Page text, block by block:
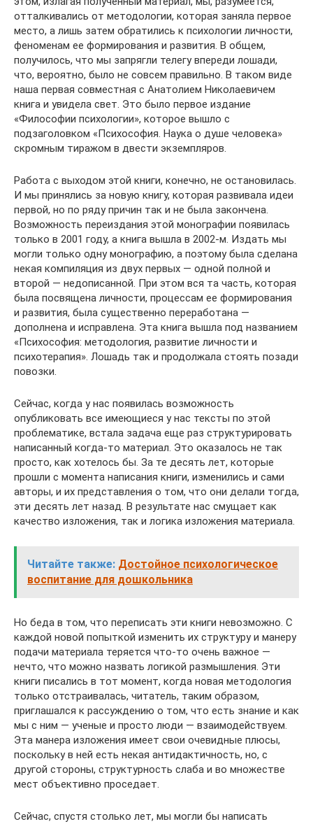
отталкивались от методологии, которая заняла первое
место, а лишь затем обратились к психологии личности,
феноменам ее формирования и развития. В общем,
получилось, что мы запрягли телегу впереди лошади,
что, вероятно, было не совсем правильно. В таком виде
наша первая совместная с Анатолием Николаевичем
книга и увидела свет. Это было первое издание
«Философии психологии», которое вышло с
подзаголовком «Психософия. Наука о душе человека»
скромным тиражом в двести экземпляров.
Работа с выходом этой книги, конечно, не остановилась.
И мы принялись за новую книгу, которая развивала идеи
первой, но по ряду причин так и не была закончена.
Возможность переиздания этой монографии появилась
только в 2001 году, а книга вышла в 2002-м. Издать мы
могли только одну монографию, а поэтому была сделана
некая компиляция из двух первых — одной полной и
второй — недописанной. При этом вся та часть, которая
была посвящена личности, процессам ее формирования
и развития, была существенно переработана —
дополнена и исправлена. Эта книга вышла под названием
«Психософия: методология, развитие личности и
психотерапия». Лошадь так и продолжала стоять позади
повозки.
Сейчас, когда у нас появилась возможность
опубликовать все имеющиеся у нас тексты по этой
проблематике, встала задача еще раз структурировать
написанный когда-то материал. Это оказалось не так
просто, как хотелось бы. За те десять лет, которые
прошли с момента написания книги, изменились и сами
авторы, и их представления о том, что они делали тогда,
эти десять лет назад. В результате нас смущает как
качество изложения, так и логика изложения материала.
Читайте также: Достойное психологическое
воспитание для дошкольника
Но беда в том, что переписать эти книги невозможно. С
каждой новой попыткой изменить их структуру и манеру
подачи материала теряется что-то очень важное —
нечто, что можно назвать логикой размышления. Эти
книги писались в тот момент, когда новая методология
только отстраивалась, читатель, таким образом,
приглашался к рассуждению о том, что есть знание и как
мы с ним — ученые и просто люди — взаимодействуем.
Эта манера изложения имеет свои очевидные плюсы,
поскольку в ней есть некая антидактичность, но, с
другой стороны, структурность слаба и во множестве
мест объективно проседает.
Сейчас, спустя столько лет, мы могли бы написать